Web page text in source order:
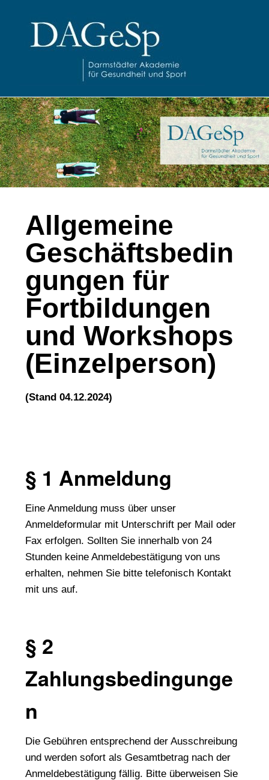
Allgemeine
Geschäftsbedin
gungen für
Fortbildungen
und Workshops
(Einzelperson)
(Stand 04.12.2024)
§ 1 Anmeldung
Eine Anmeldung muss über unser
Anmeldeformular mit Unterschrift per Mail oder
Fax erfolgen. Sollten Sie innerhalb von 24
Stunden keine Anmeldebestätigung von uns
erhalten, nehmen Sie bitte telefonisch Kontakt
mit uns auf.
§ 2
Zahlungsbedingunge
n
Die Gebühren entsprechend der Ausschreibung
und werden sofort als Gesamtbetrag nach der
Anmeldebestätigung fällig. Bitte überweisen Sie